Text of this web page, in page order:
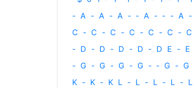
- A - A - A - ‐ A - ‐ - A -
C - C - C - C - C - C - C
- D - D - D - D - D E - E
- G - G - G - G - ‐ G - G
K - K - K L - L - L - L - L